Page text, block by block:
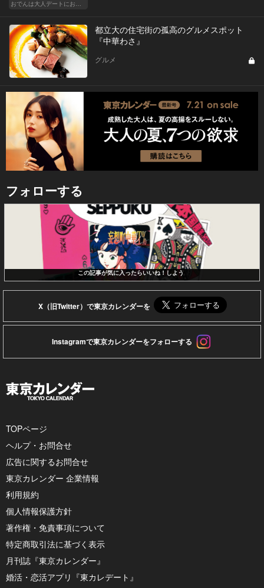
都立大の住宅街の孤高のグルメスポット
『中華わさ』
グルメ
フォローする
この記事が気に入ったらいいね！しよう
X（旧Twitter）で東京カレンダーを
Instagramで東京カレンダーをフォローする
TOPページ
ヘルプ・お問合せ
広告に関するお問合せ
東京カレンダー 企業情報
利用規約
個人情報保護方針
著作権・免責事項について
特定商取引法に基づく表示
月刊誌『東京カレンダー』
婚活・恋活アプリ『東カレデート』